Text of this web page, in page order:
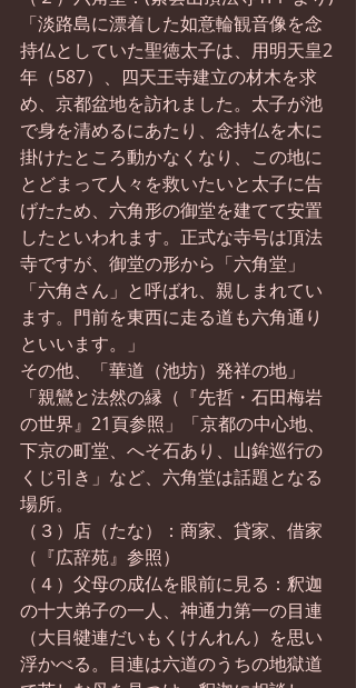
「淡路島に漂着した如意輪観音像を念
持仏としていた聖徳太子は、用明天皇2
年（587）、四天王寺建立の材木を求
め、京都盆地を訪れました。太子が池
で身を清めるにあたり、念持仏を木に
掛けたところ動かなくなり、この地に
とどまって人々を救いたいと太子に告
げたため、六角形の御堂を建てて安置
したといわれます。正式な寺号は頂法
寺ですが、御堂の形から「六角堂」
「六角さん」と呼ばれ、親しまれてい
ます。門前を東西に走る道も六角通り
といいます。」
その他、「華道（池坊）発祥の地」
「親鸞と法然の縁（『先哲・石田梅岩
の世界』21頁参照」「京都の中心地、
下京の町堂、へそ石あり、山鉾巡行の
くじ引き」など、六角堂は話題となる
場所。
（３）店（たな）：商家、貸家、借家
（『広辞苑』参照）
（４）父母の成仏を眼前に見る：釈迦
の十大弟子の一人、神通力第一の目連
（大目犍連だいもくけんれん）を思い
浮かべる。目連は六道のうちの地獄道